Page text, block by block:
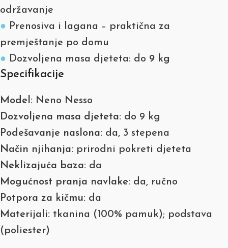
održavanje
● Prenosiva i lagana – praktična za
premještanje po domu
● Dozvoljena masa djeteta: do 9 kg
Specifikacije
Model: Neno Nesso
Dozvoljena masa djeteta: do 9 kg
Podešavanje naslona: da, 3 stepena
Način njihanja: prirodni pokreti djeteta
Neklizajuća baza: da
Mogućnost pranja navlake: da, ručno
Potpora za kičmu: da
Materijali: tkanina (100% pamuk); podstava
(poliester)